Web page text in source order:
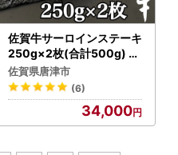
佐賀牛サーロインステーキ
250g×2枚(合計500g) ス
テーキ
佐賀県唐津市
(6)
34,000